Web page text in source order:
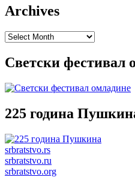
Archives
Archives
Светски фестивал
225 година
srbratstvo.rs
srbratstvo.ru
srbratstvo.org